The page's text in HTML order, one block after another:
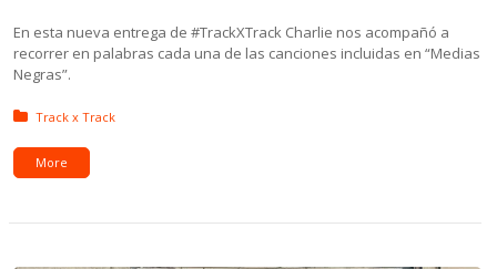
En esta nueva entrega de #TrackXTrack Charlie nos acompañó a
recorrer en palabras cada una de las canciones incluidas en “Medias
Negras”.
Posted in:
Track x Track
More